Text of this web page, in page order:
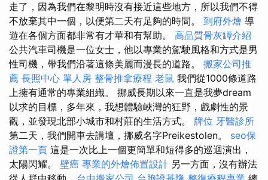
走了，因為我們在黎明時沒有接近這些地方，所以我們不得
不放棄其中一個，以便第二天有足夠的時間。 到府外燴 導
遊在各個方面都非常有才華和有幫助。 高品質骨灰罈介紹
公共汽車司機是一位女士，他以專業的駕駛風格和方式是男
性司機，帶我們沿著這條美麗而漫長的道路。 搬家公司推
薦 長照中心 單人房 整骨推拿療程 老鼠 我們從1000條道路
上擁有通常的專業組織。 挪威長期以來一直是我夢dream
以求的目標，多年來，我想體驗峽灣的狂野，戲劇性的景
觀，並發現北部小城市和村莊的生活方式。 牌位 牙醫診所
第二天，我們開車去講壇，挪威名字Preikestolen。 seo保
證第一頁 這是一次比上一個更簡單和短得多的巡迴演出，
太陽閃耀。 壁癌 專業的外燴佈置設計 另一方面，沒有辦法